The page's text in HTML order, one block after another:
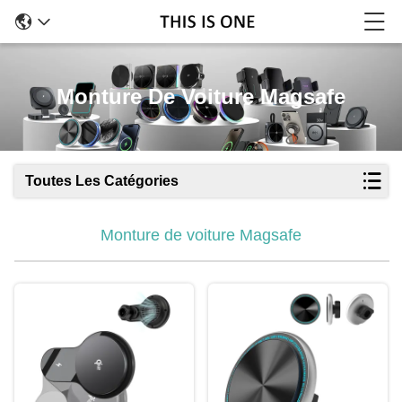
Monture De Voiture Magsafe
Toutes Les Catégories
Monture de voiture Magsafe